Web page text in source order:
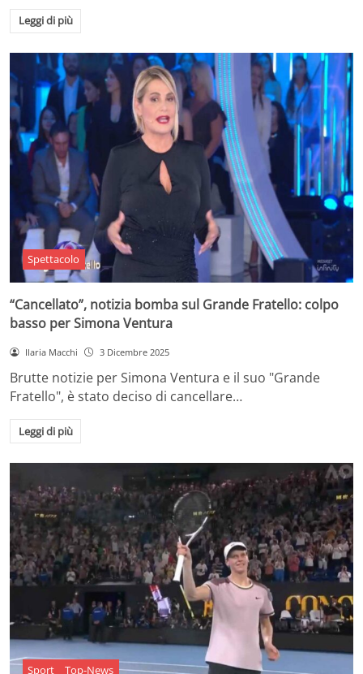
Leggi di più
Spettacolo
“Cancellato”, notizia bomba sul Grande Fratello: colpo
basso per Simona Ventura
Ilaria Macchi 3 Dicembre 2025
Brutte notizie per Simona Ventura e il suo "Grande
Fratello", è stato deciso di cancellare…
Leggi di più
Sport Top-News